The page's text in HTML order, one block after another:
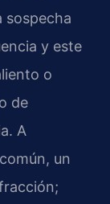
sospecha
y este
o
de
A
un